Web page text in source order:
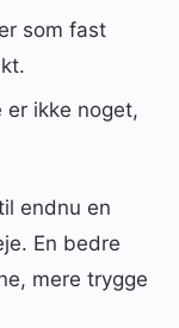
som fast
ikke noget,
endnu en
En bedre
mere trygge